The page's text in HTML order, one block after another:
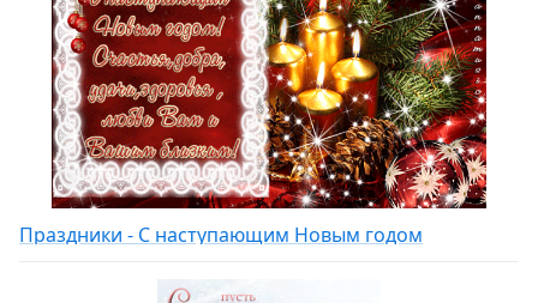
Праздники - С наступающим Новым годом